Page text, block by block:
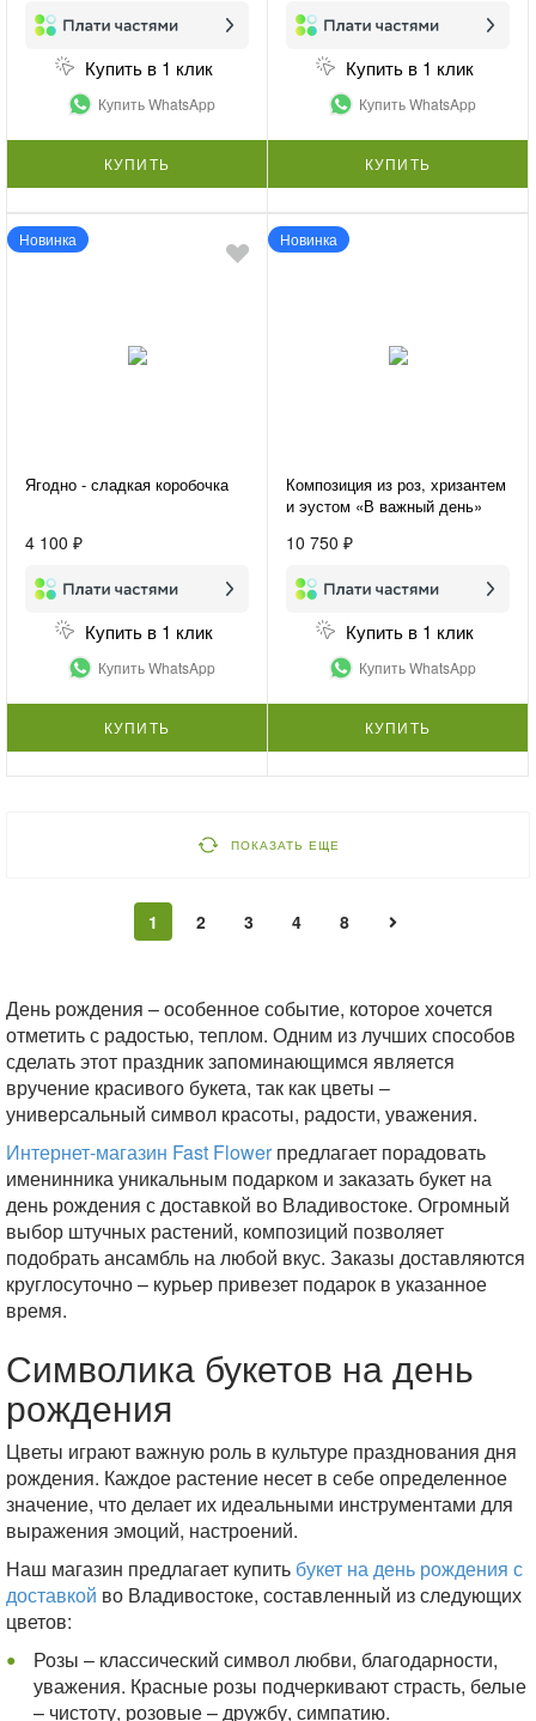
Купить в 1 клик
Купить WhatsApp
КУПИТЬ
Купить в 1 клик
Купить WhatsApp
КУПИТЬ
Новинка
Ягодно - сладкая коробочка
4 100 ₽
Купить в 1 клик
Купить WhatsApp
КУПИТЬ
Новинка
Композиция из роз, хризантем
и эустом «В важный день»
10 750 ₽
Купить в 1 клик
Купить WhatsApp
КУПИТЬ
ПОКАЗАТЬ ЕЩЕ
1 2 3 4 8
День рождения – особенное событие, которое хочется
отметить с радостью, теплом. Одним из лучших способов
сделать этот праздник запоминающимся является
вручение красивого букета, так как цветы –
универсальный символ красоты, радости, уважения.
Интернет-магазин Fast Flower предлагает порадовать
именинника уникальным подарком и заказать букет на
день рождения с доставкой во Владивостоке. Огромный
выбор штучных растений, композиций позволяет
подобрать ансамбль на любой вкус. Заказы доставляются
круглосуточно – курьер привезет подарок в указанное
время.
Символика букетов на день
рождения
Цветы играют важную роль в культуре празднования дня
рождения. Каждое растение несет в себе определенное
значение, что делает их идеальными инструментами для
выражения эмоций, настроений.
Наш магазин предлагает купить букет на день рождения с
доставкой во Владивостоке, составленный из следующих
цветов:
Розы – классический символ любви, благодарности,
уважения. Красные розы подчеркивают страсть, белые
– чистоту, розовые – дружбу, симпатию.